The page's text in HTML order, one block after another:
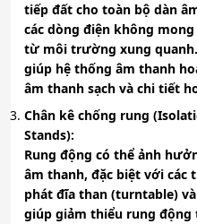
tiếp đất cho toàn bộ dàn
các dòng điện không
từ môi trường xung
giúp hệ thống âm thanh
âm thanh sạch và chi tiết
Chân kê chống rung
Stands):
Rung động có thể ảnh
âm thanh, đặc biệt với các
phát đĩa than (turntable)
giúp giảm thiểu rung